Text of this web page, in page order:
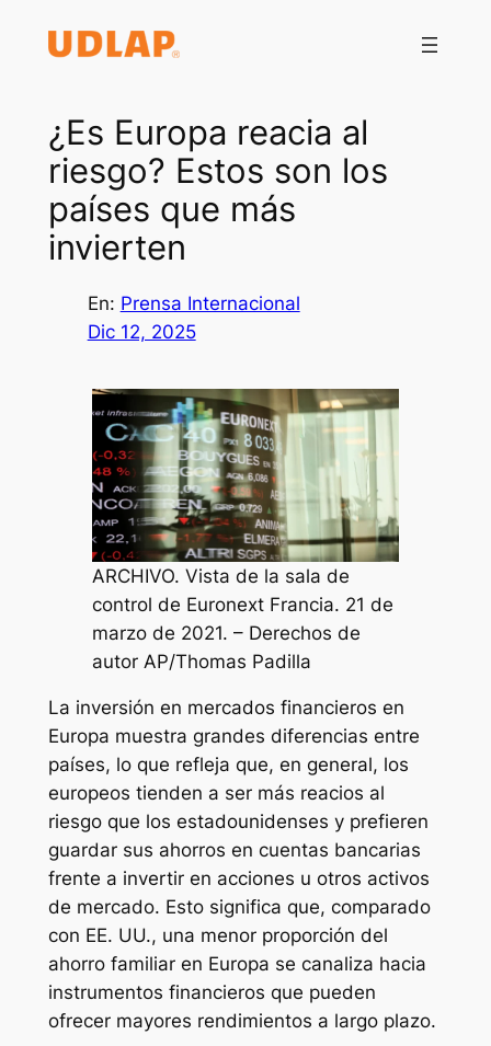
¿Es Europa reacia al
riesgo? Estos son los
países que más
invierten
En: Prensa Internacional
Dic 12, 2025
ARCHIVO. Vista de la sala de
control de Euronext Francia. 21 de
marzo de 2021. – Derechos de
autor AP/Thomas Padilla
La inversión en mercados financieros en
Europa muestra grandes diferencias entre
países, lo que refleja que, en general, los
europeos tienden a ser más reacios al
riesgo que los estadounidenses y prefieren
guardar sus ahorros en cuentas bancarias
frente a invertir en acciones u otros activos
de mercado. Esto significa que, comparado
con EE. UU., una menor proporción del
ahorro familiar en Europa se canaliza hacia
instrumentos financieros que pueden
ofrecer mayores rendimientos a largo plazo.